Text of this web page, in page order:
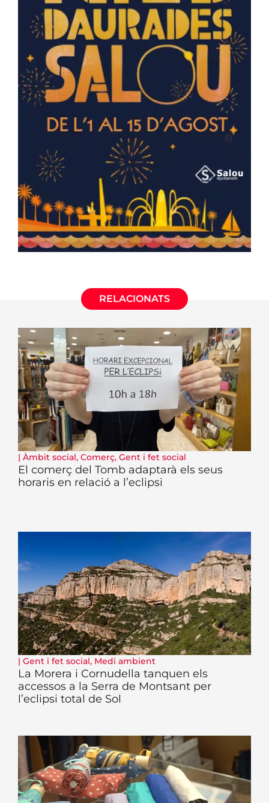
RELACIONATS
| Àmbit social, Comerç, Gent i fet social
El comerç del Tomb adaptarà els seus
horaris en relació a l’eclipsi
| Gent i fet social, Medi ambient
La Morera i Cornudella tanquen els
accessos a la Serra de Montsant per
l’eclipsi total de Sol